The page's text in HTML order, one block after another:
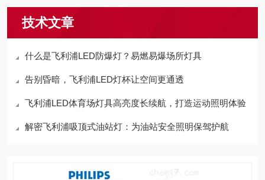
技术文章
什么是飞利浦LED防爆灯？易燃易爆场所灯具
告别昏暗，飞利浦LED灯杯让空间更通透
飞利浦LED体育场灯具高亮度长续航，打造运动照明体验
解密飞利浦吸顶式油站灯：为油站安全照明保驾护航